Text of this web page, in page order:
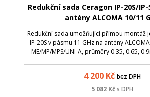
Redukční sada Ceragon IP-20S/IP-
antény ALCOMA 10/11
Redukční sada umožňující přímou montáž
IP-20S v pásmu 11 GHz na antény
ME/MP/MPS/UNI-A, průměry 0.35, 0.65,
4 200 Kč bez DPH
5 082 Kčs DPH